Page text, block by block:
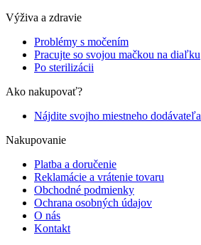
Výživa a zdravie
Problémy s močením
Pracujte so svojou mačkou na diaľku
Po sterilizácii
Ako nakupovať?
Nájdite svojho miestneho dodávateľa
Nakupovanie
Platba a doručenie
Reklamácie a vrátenie tovaru
Obchodné podmienky
Ochrana osobných údajov
O nás
Kontakt